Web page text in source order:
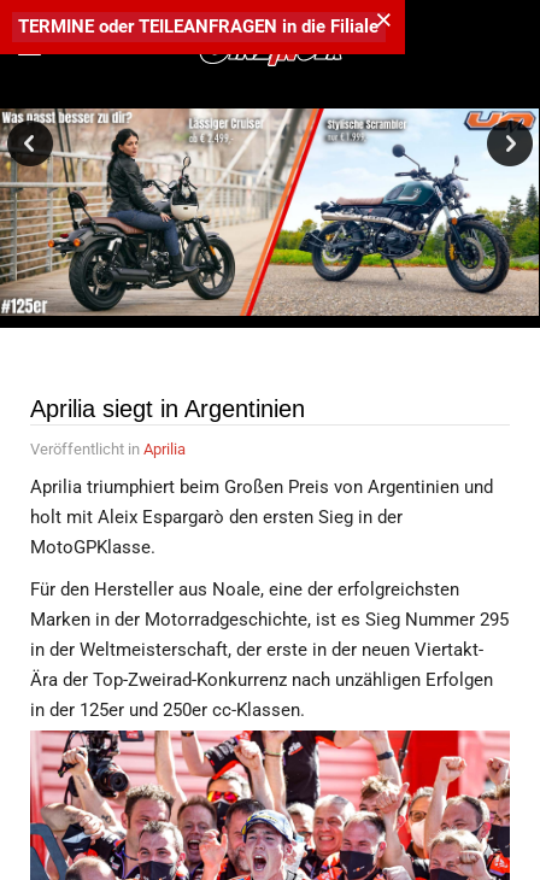
Brachiale CP3-Power trifft auf reinrassige Racing-DNA! - Yamaha
R9 jetzt verfügbar.
Aprilia siegt in Argentinien
Veröffentlicht in Aprilia
Aprilia triumphiert beim Großen Preis von Argentinien und
holt mit Aleix Espargarò den ersten Sieg in der
MotoGPKlasse.
Für den Hersteller aus Noale, eine der erfolgreichsten
Marken in der Motorradgeschichte, ist es Sieg Nummer 295
in der Weltmeisterschaft, der erste in der neuen Viertakt-
Ära der Top-Zweirad-Konkurrenz nach unzähligen Erfolgen
in der 125er und 250er cc-Klassen.
×
TERMINE oderTEILEANFRAGEN in die Filiale